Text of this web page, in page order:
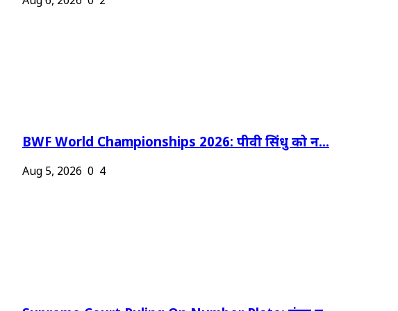
BWF World Championships 2026: पीवी सिंधु को न...
Aug 5, 2026 0 4